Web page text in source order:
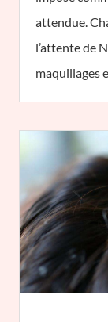
attendue.
l’attente de
maquillages